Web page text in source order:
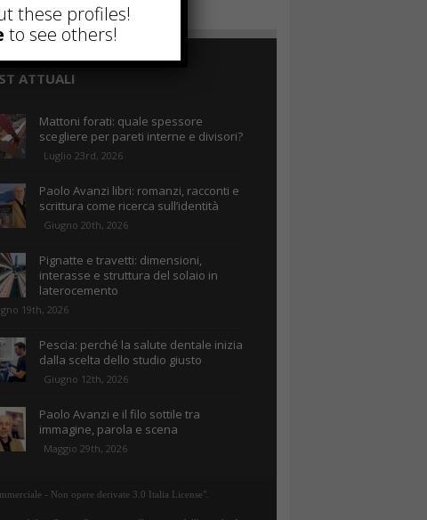
ATTUALI
Mattoni forati: quale spessore
scegliere per pareti interne e divisori?
Luglio 23rd, 2026
Paolo Avanzi libri: romanzi, racconti e
scrittura come ricerca sull’identità
Giugno 20th, 2026
Pignatte e travetti: dimensioni,
interasse e struttura del solaio in
laterocemento
19th, 2026
Pescia: perché la salute dentale inizia
dalla scelta dello studio giusto
Giugno 12th, 2026
Paolo Avanzi e il filo sottile tra
immagine, parola e scena
Maggio 29th, 2026
- Non opere derivate 3.0 Italia License".
these profiles!
to see others!